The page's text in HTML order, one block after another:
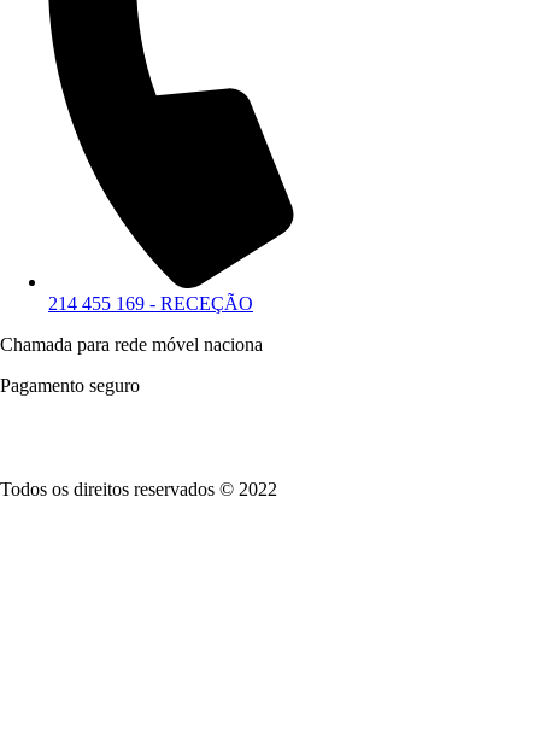
214 455 169 - RECEÇÃO
Chamada para rede móvel naciona
Pagamento seguro
Todos os direitos reservados © 2022